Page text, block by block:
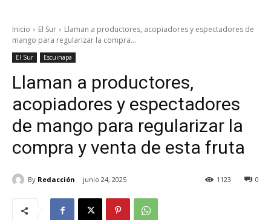
Inicio El Sur
Llaman a productores, acopiadores y espectadores de
mango para regularizar la compra...
El Sur Escuinapa
Llaman a productores,
acopiadores y espectadores
de mango para regularizar la
compra y venta de esta fruta
By Redacción junio 24, 2025 0
1123